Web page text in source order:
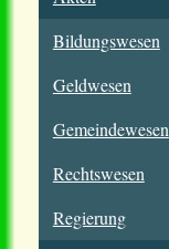
Bildungswesen
Geldwesen
Gemeindewesen
Rechtswesen
Regierung